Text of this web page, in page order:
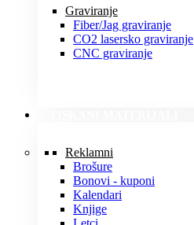
Graviranje
Fiber/Jag graviranje
CO2 lasersko graviranje
CNC graviranje
Reklamni
Brošure
Bonovi - kuponi
Kalendari
Knjige